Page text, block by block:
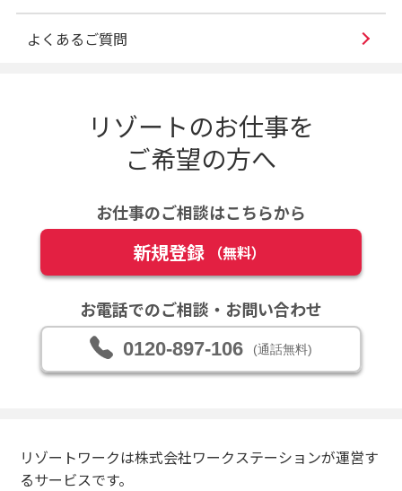
よくあるご質問
リゾートのお仕事を
ご希望の方へ
お仕事のご相談はこちらから
新規登録 （無料）
お電話でのご相談・お問い合わせ
0120-897-106 (通話無料)
リゾートワークは株式会社ワークステーションが運営す
るサービスです。